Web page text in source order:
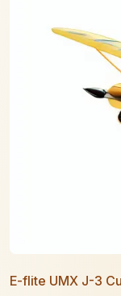
E-flite UMX J-3